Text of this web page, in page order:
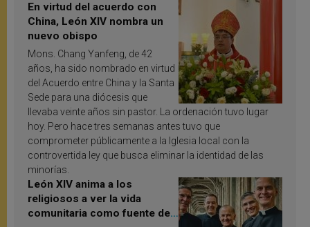
En virtud del acuerdo con
China, León XIV nombra un
nuevo obispo
Mons. Chang Yanfeng, de 42
años, ha sido nombrado en virtud
del Acuerdo entre China y la Santa
Sede para una diócesis que
llevaba veinte años sin pastor. La ordenación tuvo lugar
hoy. Pero hace tres semanas antes tuvo que
comprometer públicamente a la Iglesia local con la
controvertida ley que busca eliminar la identidad de las
minorías.
León XIV anima a los
religiosos a ver la vida
comunitaria como fuente de